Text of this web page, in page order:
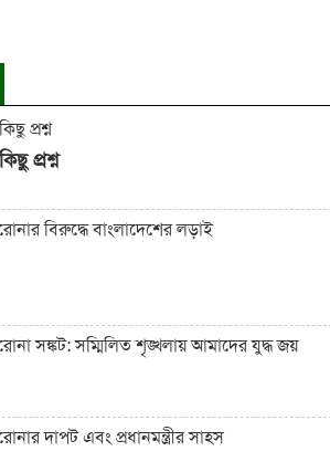
প্রশ্ন
বিরুদ্ধে বাংলাদেশের লড়াই
সঙ্কট: সম্মিলিত শৃঙ্খলায় আমাদের যুদ্ধ জয়
দাপট এবং প্রধানমন্ত্রীর সাহস